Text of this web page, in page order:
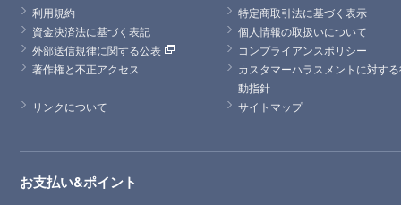
利用規約
特定商取引法に基づく表示
資金決済法に基づく表記
個人情報の取扱いについて
外部送信規律に関する公表
コンプライアンスポリシー
著作権と不正アクセス
カスタマーハラスメントに対す
動指針
リンクについて
サイトマップ
お支払い&ポイント